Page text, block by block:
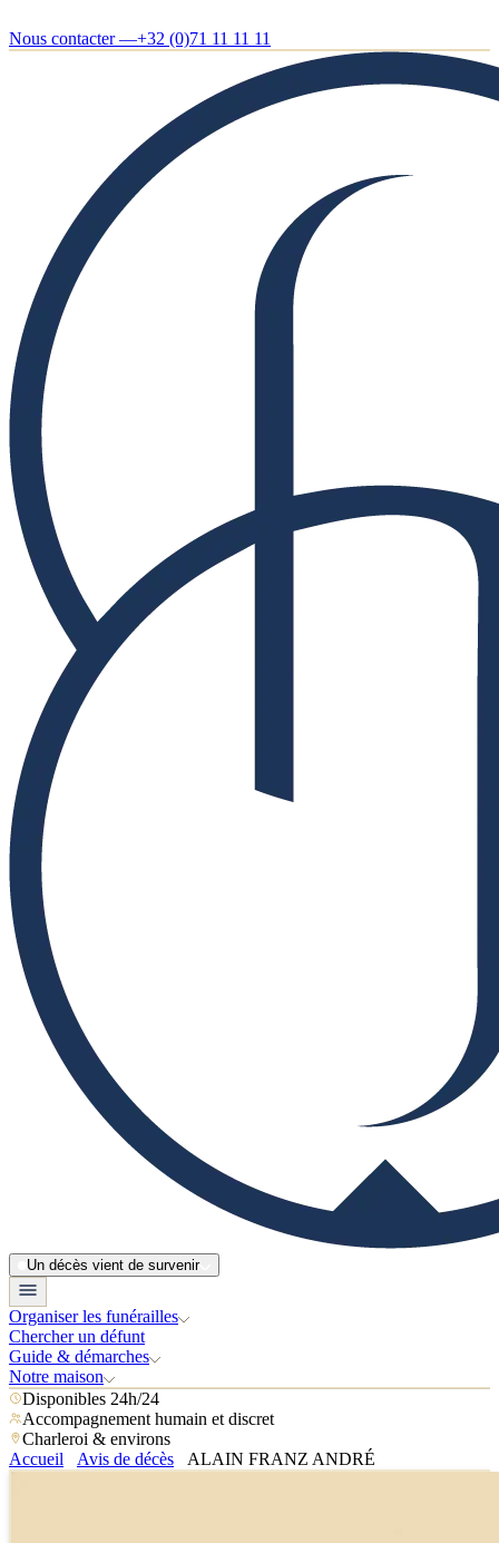
Nous contacter —+32 (0)71 11 11 11
Un décès vient de survenir
Organiser les funérailles
Chercher un défunt
Guide & démarches
Notre maison
Disponibles 24h/24
Accompagnement humain et discret
Charleroi & environs
Accueil
Avis de décès ALAIN FRANZ ANDRÉ